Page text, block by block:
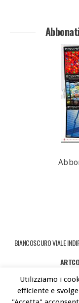
BIANCOSCURO VIALE
COPYRIGHT © 2026 ART
Utilizziamo i
efficiente e